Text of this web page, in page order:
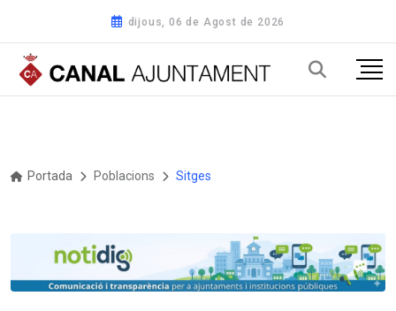
dijous, 06 de Agost de 2026
Portada Poblacions Sitges